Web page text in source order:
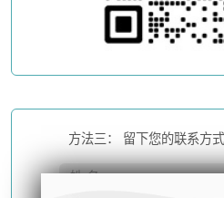
方法三： 留下您的联系方